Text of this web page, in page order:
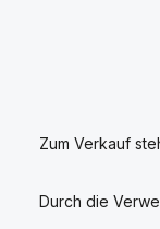
Zum Verkauf
Durch die